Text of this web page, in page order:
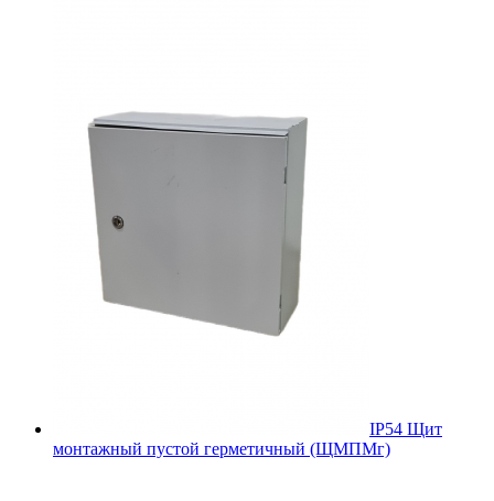
IP54 Щит
монтажный пустой герметичный (ЩМПМг)